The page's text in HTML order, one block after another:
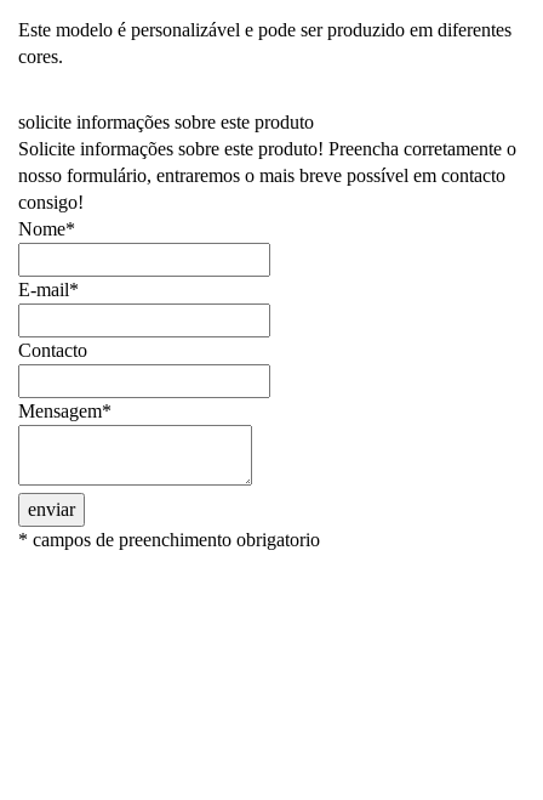
Este modelo é personalizável e pode ser produzido em diferentes
cores.
solicite informações sobre este produto
Solicite informações sobre este produto! Preencha corretamente o
nosso formulário, entraremos o mais breve possível em contacto
consigo!
Nome*
E-mail*
Contacto
Mensagem*
enviar
* campos de preenchimento obrigatorio